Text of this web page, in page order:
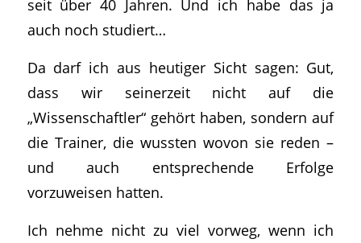
seit über 40 Jahren. Und ich habe das ja
auch noch studiert…
Da darf ich aus heutiger Sicht sagen: Gut,
dass wir seinerzeit nicht auf die
„Wissenschaftler“ gehört haben, sondern auf
die Trainer, die wussten wovon sie reden –
und auch entsprechende Erfolge
vorzuweisen hatten.
Ich nehme nicht zu viel vorweg, wenn ich